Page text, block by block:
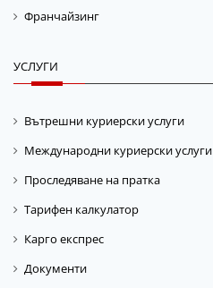
Франчайзинг
УСЛУГИ
Вътрешни куриерски услуги
Международни куриерски услуги
Проследяване на пратка
Тарифен калкулатор
Карго експрес
Документи